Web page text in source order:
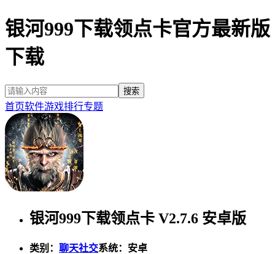
银河999下载领点卡官方最新版
下载
首页软件游戏排行专题
银河999下载领点卡 V2.7.6 安卓版
类别： 聊天社交系统：安卓